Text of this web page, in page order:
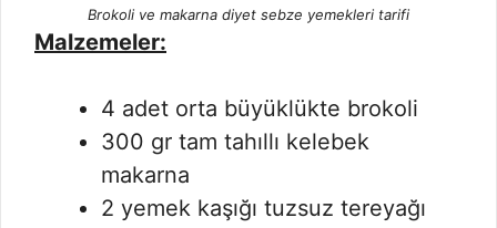
Brokoli ve makarna diyet sebze yemekleri tarifi
Malzemeler:
4 adet orta büyüklükte brokoli
300 gr tam tahıllı kelebek
makarna
2 yemek kaşığı tuzsuz tereyağı